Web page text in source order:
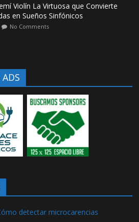
Violín La Virtuosa que Convierte
en Sueños Sinfónicos
No Comments
detectar microcarencias